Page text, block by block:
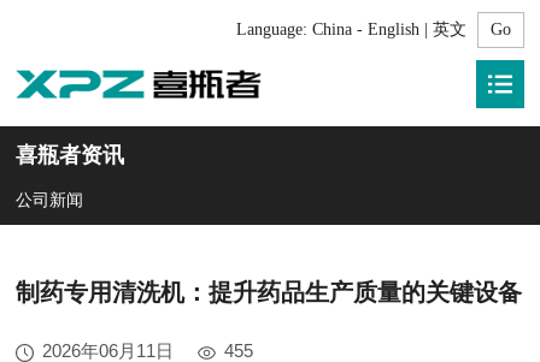
Language: China - English | 英文
喜瓶者资讯
公司新闻
制药专用清洗机：提升药品生产质量的关键设备
2026年06月11日 455